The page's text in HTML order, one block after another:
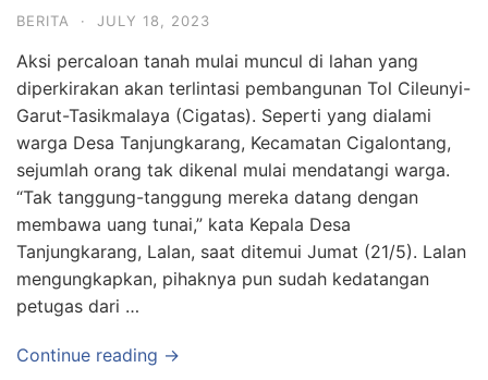
BERITA · JULY 18, 2023
Aksi percaloan tanah mulai muncul di lahan yang
diperkirakan akan terlintasi pembangunan Tol Cileunyi-
Garut-Tasikmalaya (Cigatas). Seperti yang dialami
warga Desa Tanjungkarang, Kecamatan Cigalontang,
sejumlah orang tak dikenal mulai mendatangi warga.
“Tak tanggung-tanggung mereka datang dengan
membawa uang tunai,” kata Kepala Desa
Tanjungkarang, Lalan, saat ditemui Jumat (21/5). Lalan
mengungkapkan, pihaknya pun sudah kedatangan
petugas dari …
Continue reading →